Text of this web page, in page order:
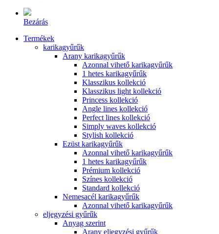
Bezárás
Termékek
karikagyűrűk
Arany karikagyűrűk
Azonnal vihető karikagyűrűk
1 hetes karikagyűrűk
Klasszikus kollekció
Klasszikus light kollekció
Princess kollekció
Angle lines kollekció
Perfect lines kollekció
Simply waves kollekció
Stylish kollekció
Ezüst karikagyűrűk
Azonnal vihető karikagyűrűk
1 hetes karikagyűrűk
Prémium kollekció
Színes kollekció
Standard kollekció
Nemesacél karikagyűrűk
Azonnal vihető karikagyűrűk
eljegyzési gyűrűk
Anyag szerint
Arany eljegyzési gyűrűk